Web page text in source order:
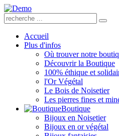
Accueil
Plus d'infos
Où trouver notre
Découvrir la Boutique
100% éthique et
l'Or Végétal
Le Bois de Noisetier
Les pierres fines et
Boutique
Bijoux en Noisetier
Bijoux en or végétal